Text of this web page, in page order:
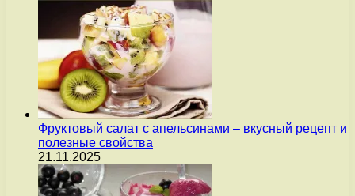
Фруктовый салат с апельсинами – вкусный рецепт и
полезные свойства
21.11.2025